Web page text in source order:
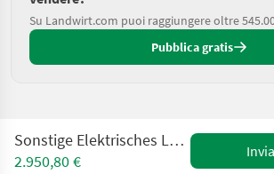
Su Landwirt.com puoi raggiungere oltre
Pubblica gratis
Sonstige Elektrisches Lastendreirad mit Kippfunktion
2.950,80 €